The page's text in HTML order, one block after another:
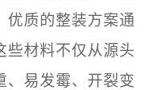
优质的整装方案通
些材料不仅从源头
、易发霉、开裂变